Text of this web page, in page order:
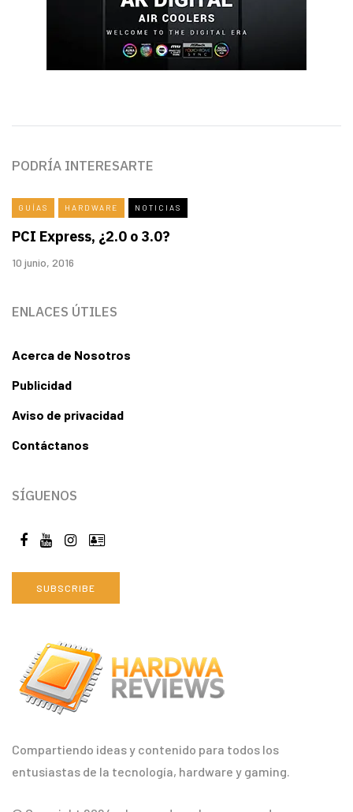
Compartiendo ideas y contenido para todos los
entusiastas de la tecnología, hardware y gaming.
PODRÍA INTERESARTE
GUÍAS HARDWARE NOTICIAS
PCI Express, ¿2.0 o 3.0?
10 junio, 2016
ENLACES ÚTILES
Acerca de Nosotros
Publicidad
Aviso de privacidad
Contáctanos
SÍGUENOS
SUBSCRIBE